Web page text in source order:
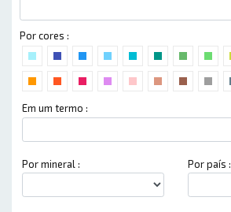
Por cores :
Em um termo :
Por mineral : Por país :